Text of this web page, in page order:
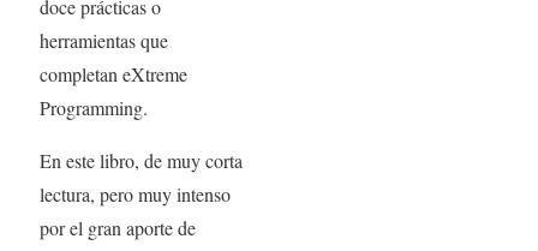
doce prácticas o
herramientas que
completan eXtreme
Programming.
En este libro, de muy corta
lectura, pero muy intenso
por el gran aporte de